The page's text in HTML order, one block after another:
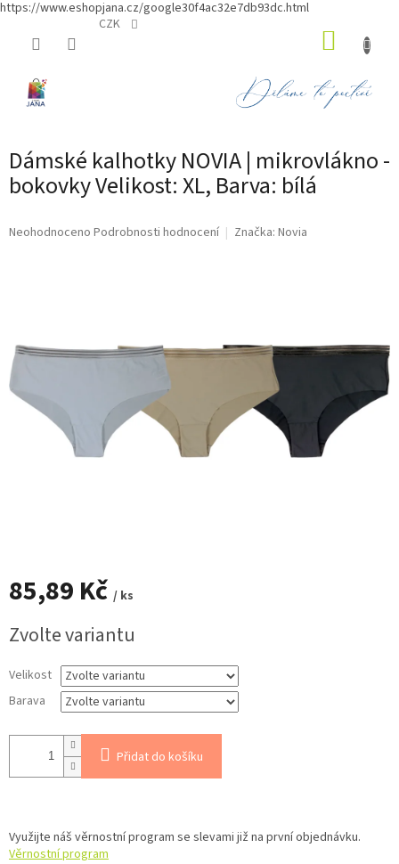
https://www.eshopjana.cz/google30f4ac32e7db93dc.html
CZK
Dámské kalhotky NOVIA | mikrovlákno -
bokovky Velikost: XL, Barva: bílá
Průměrné
hvězdiček.
Neohodnoceno Podrobnosti hodnocení Značka: Novia
85,89 Kč / ks
cena:
Zvolte variantu
Velikost
Barava
Přidat do košíku
Využijte náš věrnostní program se slevami již na první objednávku.
Věrnostní program